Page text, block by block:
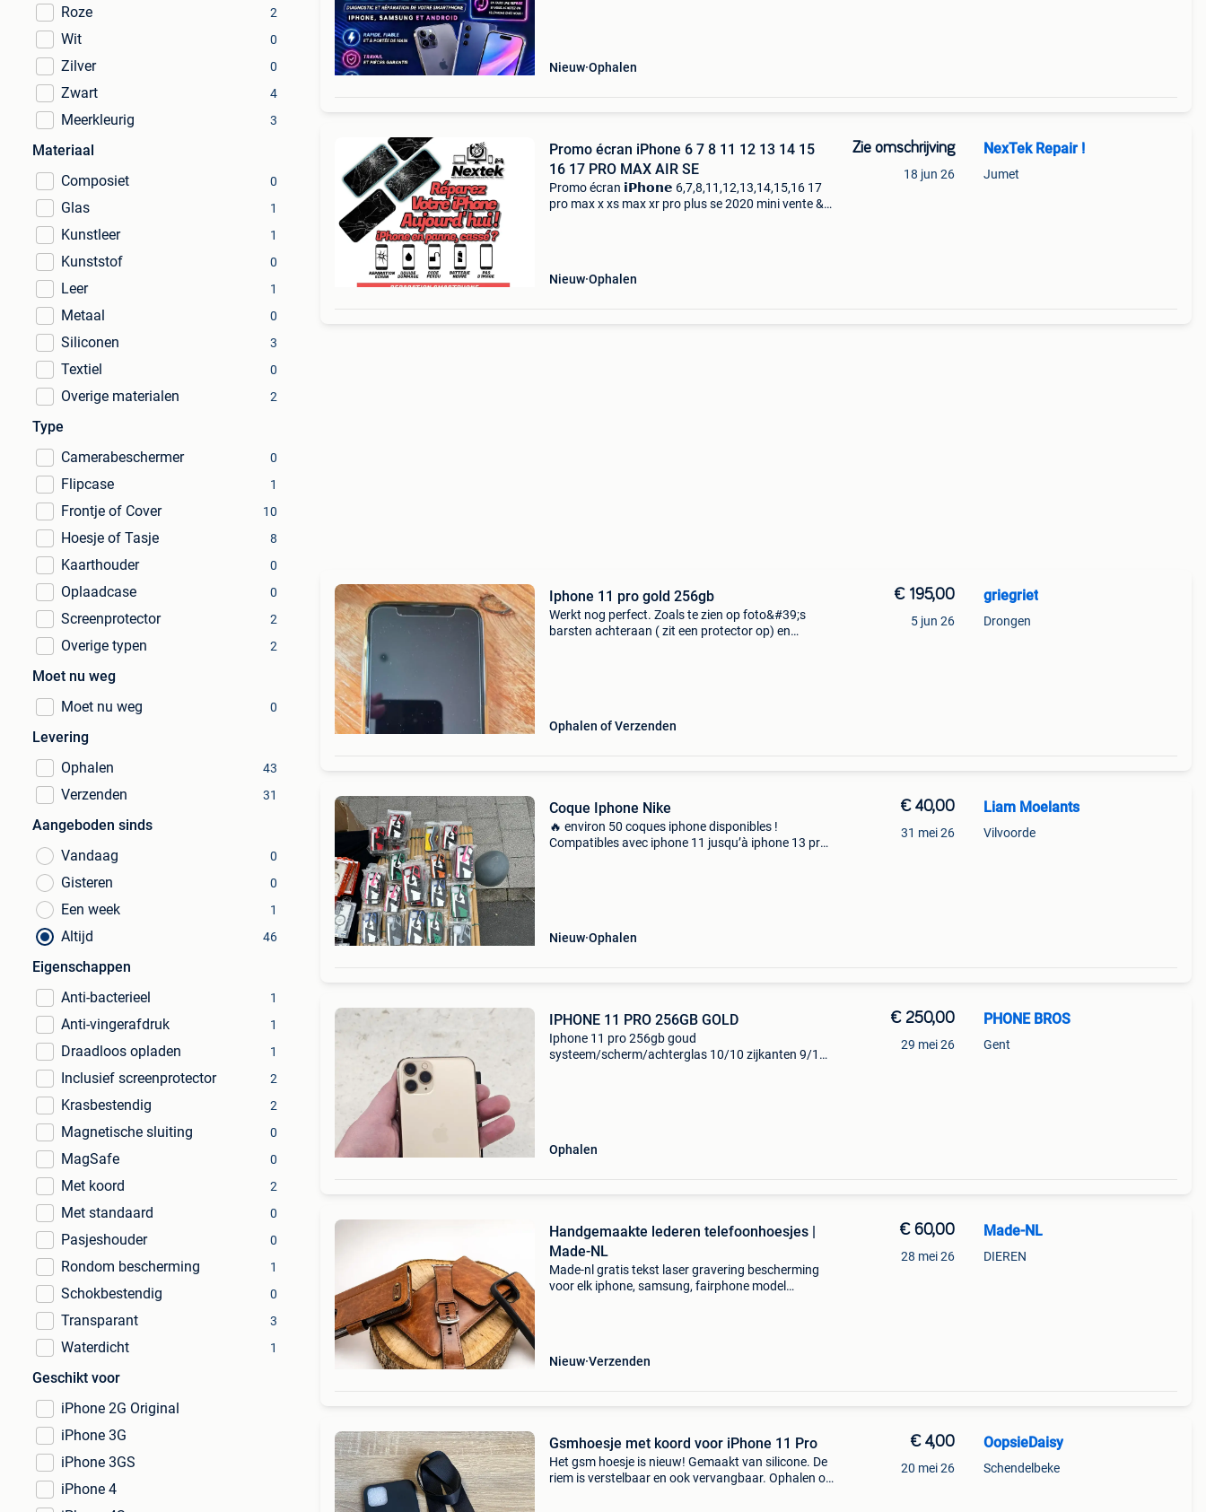
Roze 2
Wit 0
Zilver 0
Zwart 4
Meerkleurig 3
Materiaal
Composiet
0
Glas 1
Kunstleer 1
Kunststof 0
Leer 1
Metaal 0
Siliconen 3
Textiel 0
Overige materialen 2
Type
Camerabeschermer
0
Flipcase 1
Frontje of Cover 10
Hoesje of Tasje 8
Kaarthouder 0
Oplaadcase 0
Screenprotector 2
Overige typen 2
Moet nu weg
Moet nu weg
0
Levering
Ophalen
43
Verzenden 31
Aangeboden sinds
Vandaag
0
Gisteren 0
Een week 1
Altijd 46
Eigenschappen
Anti-bacterieel
1
Anti-vingerafdruk 1
Draadloos opladen 1
Inclusief screenprotector 2
Krasbestendig 2
Magnetische sluiting 0
MagSafe 0
Met koord 2
Met standaard 0
Pasjeshouder 0
Rondom bescherming 1
Schokbestendig 0
Transparant 3
Waterdicht 1
Geschikt voor
iPhone 2G Original
iPhone 3G
iPhone 3GS
iPhone 4
Nieuw Ophalen
Promo écran iPhone 6 7 8 11 12 13 14 15
16 17 PRO MAX AIR SE
Promo écran 𝗶𝗣𝗵𝗼𝗻𝗲 6,7,8,11,12,13,14,15,16 17
pro max x xs max xr pro plus se 2020 mini vente &
Nieuw Ophalen
Zie omschrijving
18 jun 26
NexTek Repair !
Jumet
Iphone 11 pro gold 256gb
Werkt nog perfect. Zoals te zien op foto&#39;s
barsten achteraan ( zit een protector op) en
Ophalen of Verzenden
€ 195,00
5 jun 26
griegriet
Drongen
Coque Iphone Nike
🔥 environ 50 coques iphone disponibles !
Compatibles avec iphone 11 jusqu’à iphone 13 pro
Nieuw Ophalen
€ 40,00
31 mei 26
Liam Moelants
Vilvoorde
IPHONE 11 PRO 256GB GOLD
Iphone 11 pro 256gb goud
systeem/scherm/achterglas 10/10 zijkanten 9/10
Ophalen
€ 250,00
29 mei 26
PHONE BROS
Gent
Handgemaakte lederen telefoonhoesjes |
Made-NL
Made-nl gratis tekst laser gravering bescherming
voor elk iphone, samsung, fairphone model
Nieuw Verzenden
€ 60,00
28 mei 26
Made-NL
DIEREN
Gsmhoesje met koord voor iPhone 11 Pro
Het gsm hoesje is nieuw! Gemaakt van silicone. De
riem is verstelbaar en ook vervangbaar. Ophalen of
€ 4,00
20 mei 26
OopsieDaisy
Schendelbeke